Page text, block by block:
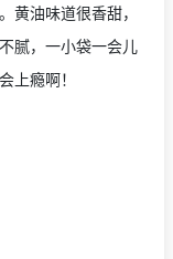
黄油味道很香甜，
腻，一小袋一会儿
上瘾啊！